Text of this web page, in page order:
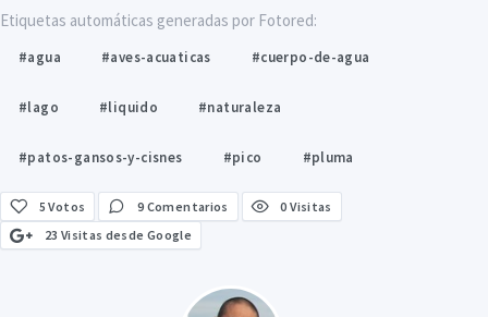
Etiquetas automáticas generadas por Fotored:
#agua #aves-acuaticas #cuerpo-de-agua
#lago #liquido #naturaleza
#patos-gansos-y-cisnes #pico #pluma
5 Votos 9 Comentarios
0 Visitas
23 Visitas desde Google